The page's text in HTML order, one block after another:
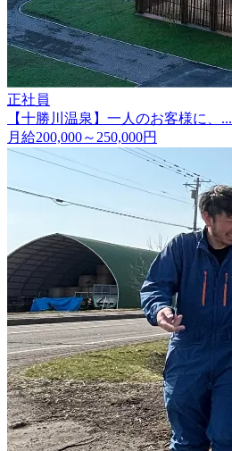
正社員
【十勝川温泉】一人のお客様に、...
月給200,000～250,000円